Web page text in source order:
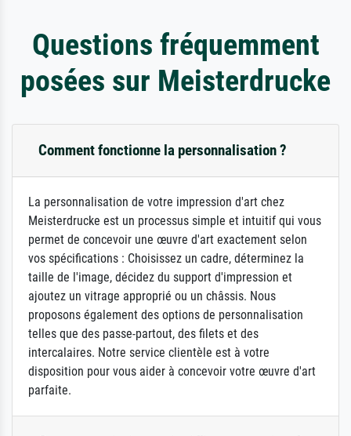
Questions fréquemment
posées sur Meisterdrucke
Comment fonctionne la personnalisation ?
La personnalisation de votre impression d'art chez
Meisterdrucke est un processus simple et intuitif qui vous
permet de concevoir une œuvre d'art exactement selon
vos spécifications : Choisissez un cadre, déterminez la
taille de l'image, décidez du support d'impression et
ajoutez un vitrage approprié ou un châssis. Nous
proposons également des options de personnalisation
telles que des passe-partout, des filets et des
intercalaires. Notre service clientèle est à votre
disposition pour vous aider à concevoir votre œuvre d'art
parfaite.